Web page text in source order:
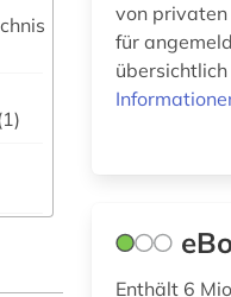
)
von
für
Enthält 6